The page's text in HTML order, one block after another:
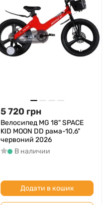
5 720 грн
Велосипед MG 18" SPACE
KID MOON DD рама-10,6"
червоний 2026
В наличии
Додати в кошик